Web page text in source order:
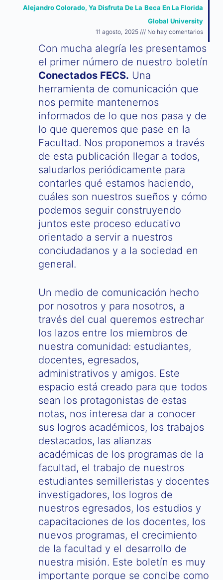
Alejandro Colorado, Ya Disfruta De La Beca En La Florida
Global University
11 agosto, 2025 No hay comentarios
Con mucha alegría les presentamos
el primer número de nuestro boletín
Conectados FECS. Una
herramienta de comunicación que
nos permite mantenernos
informados de lo que nos pasa y de
lo que queremos que pase en la
Facultad. Nos proponemos a través
de esta publicación llegar a todos,
saludarlos periódicamente para
contarles qué estamos haciendo,
cuáles son nuestros sueños y cómo
podemos seguir construyendo
juntos este proceso educativo
orientado a servir a nuestros
conciudadanos y a la sociedad en
general.
Un medio de comunicación hecho
por nosotros y para nosotros, a
través del cual queremos estrechar
los lazos entre los miembros de
nuestra comunidad: estudiantes,
docentes, egresados,
administrativos y amigos. Este
espacio está creado para que todos
sean los protagonistas de estas
notas, nos interesa dar a conocer
sus logros académicos, los trabajos
destacados, las alianzas
académicas de los programas de la
facultad, el trabajo de nuestros
estudiantes semilleristas y docentes
investigadores, los logros de
nuestros egresados, los estudios y
capacitaciones de los docentes, los
nuevos programas, el crecimiento
de la facultad y el desarrollo de
nuestra misión. Este boletín es muy
importante porque se concibe como